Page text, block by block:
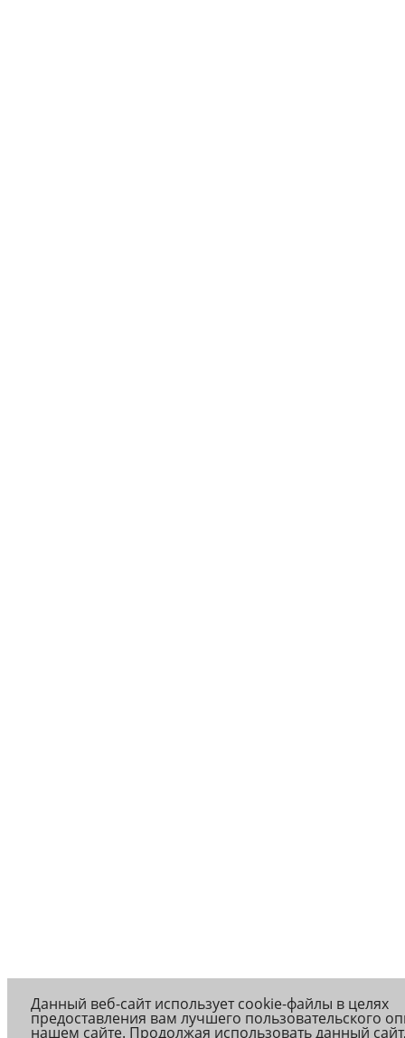
Данный веб-сайт использует cookie-файлы в целях
предоставления вам лучшего пользовательского
нашем сайте. Продолжая использовать данный